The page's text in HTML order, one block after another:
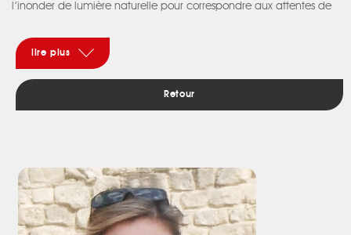
l’inonder de lumière naturelle pour correspondre aux attentes de
La maison a donc bénéficié d’une rénovation globale.
Afin d’optimiser son potentiel et ses volumes, il a été effectué une
restructuration fonctionnelle complète du rez-de-jardin. La
nouvelle distribution offre un ensemble fluide jouant sur divers
types de séparations entre les espaces (porteur ouvert, paroi
grandes baies vitrées qui ouvrent sur une large terrasse à vivre afi
n de pallier au manque de lien initial avec l’extérieur.
L’espace nuit, à l’étage, a été repensé pour y installer une suite
parentale, deux chambres d’enfant avec salle d’eau, ainsi
lire plus
Retour